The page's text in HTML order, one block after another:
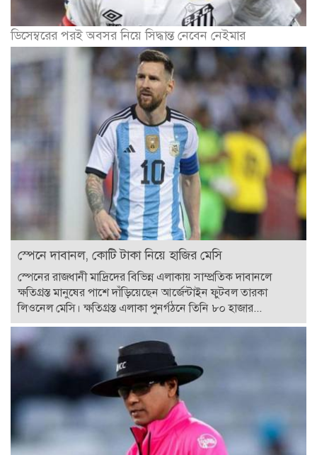
ডিসেম্বরের পরই অবসর নিয়ে সিদ্ধান্ত নেবেন নেইমার
স্পেনে দাবানল, কোটি টাকা নিয়ে হাজির মেসি
স্পেনের রাজধানী মাদ্রিদের বিভিন্ন এলাকায় সাম্প্রতিক দাবানলে
ক্ষতিগ্রস্ত মানুষের পাশে দাঁড়িয়েছেন আর্জেন্টাইন ফুটবল তারকা
লিওনেল মেসি। ক্ষতিগ্রস্ত এলাকা পুনর্গঠনে তিনি ৮০ হাজার...